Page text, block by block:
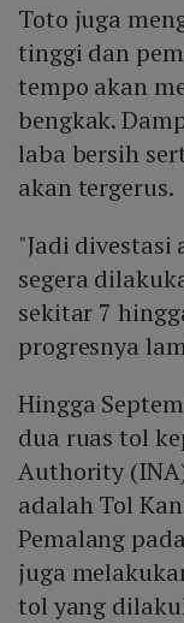
Toto juga
tinggi dan
tempo akan
bengkak.
laba bersih
akan tergerus.
"Jadi divestasi
segera
sekitar 7
progresnya
Hingga
dua ruas tol
Authority
adalah Tol
Pemalang
juga
tol yang